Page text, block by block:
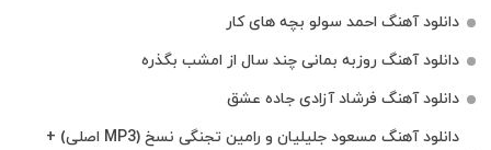
دانلود آهنگ احمد سولو بچه های کار
دانلود آهنگ روزبه بمانی چند سال از امشب بگذره
دانلود آهنگ فرشاد آزادی جاده عشق
دانلود آهنگ مسعود جلیلیان و رامین تجنگی نسخ (MP3 اصلی) +